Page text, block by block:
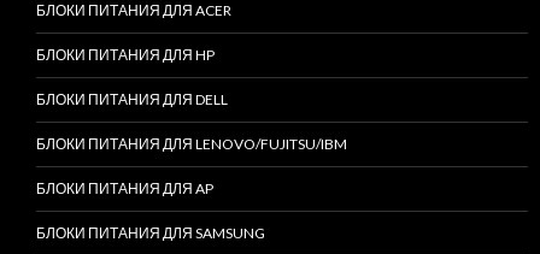
БЛОКИ ПИТАНИЯ ДЛЯ ACER
БЛОКИ ПИТАНИЯ ДЛЯ HP
БЛОКИ ПИТАНИЯ ДЛЯ DELL
БЛОКИ ПИТАНИЯ ДЛЯ LENOVO/FUJITSU/IBM
БЛОКИ ПИТАНИЯ ДЛЯ AP
БЛОКИ ПИТАНИЯ ДЛЯ SAMSUNG